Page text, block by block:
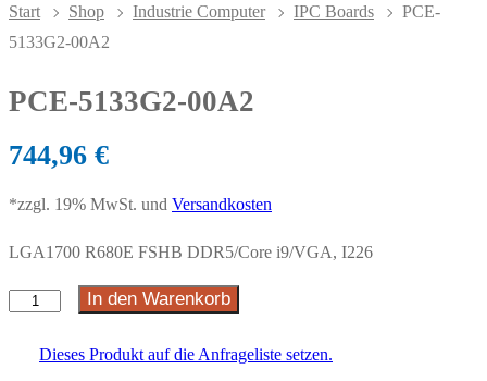
Start Shop Industrie Computer IPC Boards
PCE-
5133G2-00A2
PCE-5133G2-00A2
744,96 €
*zzgl. 19% MwSt. und Versandkosten
LGA1700 R680E FSHB DDR5/Core i9/VGA, I226
PCE-
00A2
In den Warenkorb
Dieses Produkt auf die Anfrageliste setzen.